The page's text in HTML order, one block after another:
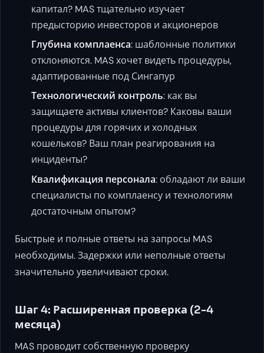
капитал? MAS тщательно изучает
предысторию инвесторов и акционеров
Глубина комплаенса: шаблонные политики
отклоняются. MAS хочет видеть процедуры,
адаптированные под Сингапур
Технологический контроль: как вы
защищаете активы клиентов? Каковы ваши
процедуры для горячих и холодных
кошельков? Ваш план реагирования на
инциденты?
Квалификация персонала: обладают ли ваши
специалисты по комплаенсу и технологиям
достаточным опытом?
Быстрые и полные ответы на запросы MAS
необходимы. Задержки или неполные ответы
значительно увеличивают сроки.
Шаг 4: Расширенная проверка (2-4
месяца)
MAS проводит собственную проверку